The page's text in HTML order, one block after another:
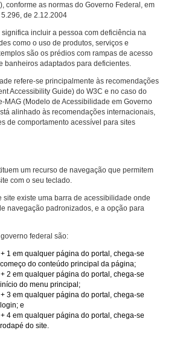
conforme as normas do Governo Federal, em
de 2.12.2004
incluir a pessoa com deficiência na
como o uso de produtos, serviços e
são os prédios com rampas de acesso
banheiros adaptados para deficientes.
refere-se principalmente às recomendações
Accessibility Guide) do W3C e no caso do
MAG (Modelo de Acessibilidade em Governo
alinhado às recomendações internacionais,
de comportamento acessível para sites
um recurso de navegação que permitem
com o seu teclado.
site existe uma barra de acessibilidade onde
navegação padronizados, e a opção para
federal são:
1 em qualquer página do portal, chega-se
do conteúdo principal da página;
2 em qualquer página do portal, chega-se
do menu principal;
3 em qualquer página do portal, chega-se
e
4 em qualquer página do portal, chega-se
do site.